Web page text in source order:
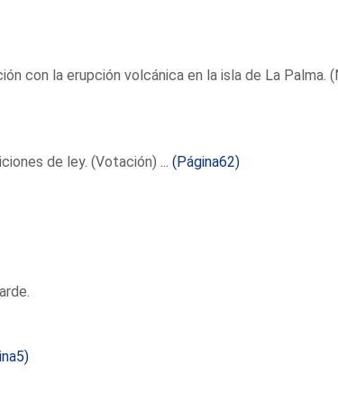
con la erupción volcánica en la isla de La Palma.
de ley. (Votación) ... (Página62)